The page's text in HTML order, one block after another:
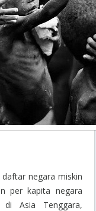
negara miskin
per kapita negara
Asia Tenggara,